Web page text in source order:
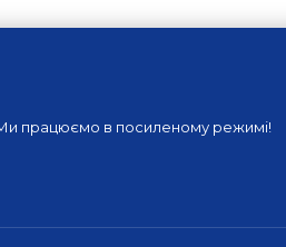
працюємо в посиленому режимі!